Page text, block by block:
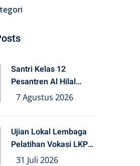
Santri Kelas 12
Pesantren Al Hilal
Terima
7 Agustus 2026
Ujian Lokal Lembaga
Pelatihan Vokasi LKP
Al
31 Juli 2026